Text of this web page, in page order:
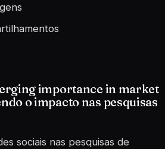
importance in market
o impacto nas pesquisas
sociais nas pesquisas de